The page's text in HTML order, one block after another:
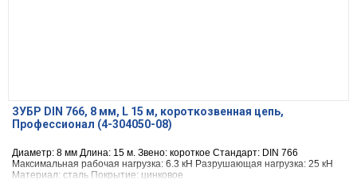
ЗУБР DIN 766, 8 мм, L 15 м, короткозвенная цепь,
Профессионал (4-304050-08)
Диаметр: 8 мм Длина: 15 м. Звено: короткое Стандарт: DIN 766
Максимальная рабочая нагрузка: 6.3 кН Разрушающая нагрузка: 25 кН
Материал: сталь Покрытие: цинковое